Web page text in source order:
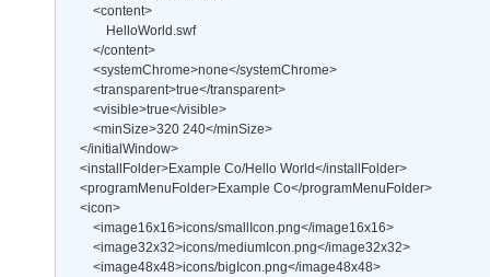
        <content>
            HelloWorld.swf
        </content>
        <systemChrome>none</systemChrome>
        <transparent>true</transparent>
        <visible>true</visible>
        <minSize>320 240</minSize>
    </initialWindow>
    <installFolder>Example Co/Hello World</installFolder>
    <programMenuFolder>Example Co</programMenuFolder>
    <icon>
        <image16x16>icons/smallIcon.png</image16x16>
        <image32x32>icons/mediumIcon.png</image32x32>
        <image48x48>icons/bigIcon.png</image48x48>